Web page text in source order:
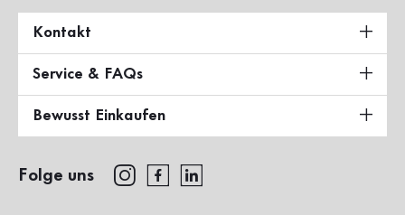
Kontakt
Service & FAQs
Bewusst Einkaufen
Folge uns